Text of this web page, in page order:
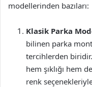
modellerinden bazıları:
Klasik Parka
bilinen parka
tercihlerden
hem şıklığı hem
renk